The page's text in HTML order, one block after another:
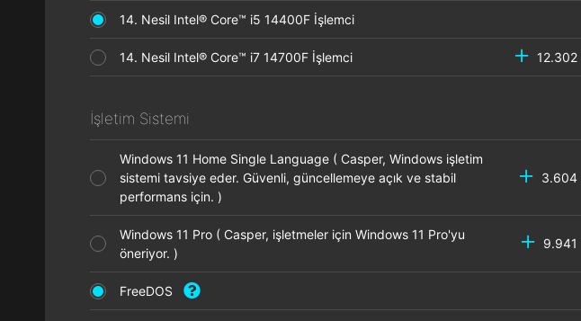
14. Nesil Intel® Core™ i5 14400F İşlemci
14. Nesil Intel® Core™ i7 14700F İşlemci 12.302
İşletim Sistemi
Windows 11 Home Single Language ( Casper, Windows işletim
sistemi tavsiye eder. Güvenli, güncellemeye açık ve stabil
performans için. )
3.604
Windows 11 Pro ( Casper, işletmeler için Windows 11 Pro'yu
öneriyor. )
9.941
FreeDOS